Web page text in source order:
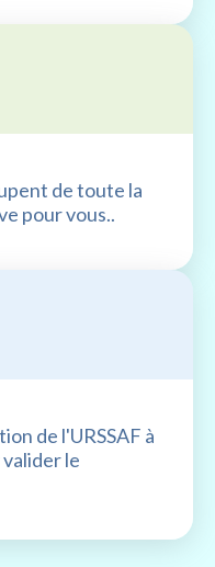
de toute la
pour vous..
de l'URSSAF à
le